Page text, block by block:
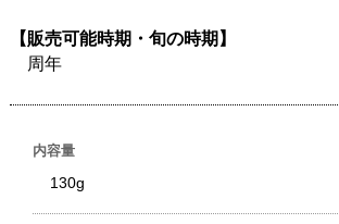
【販売可能時期・旬の時期】
周年
内容量
130g